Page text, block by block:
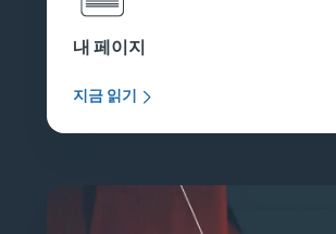
내 페이지
지금 읽기